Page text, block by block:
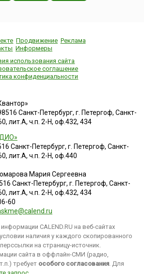
Продвижение Реклама
Информеры
использования сайта
соглашение
конфиденциальности
Санкт-Петербург, г. Петергоф, Санкт-
лит.А, ч.п. 2-Н, оф.432, 434
Санкт-Петербург, г. Петергоф, Санкт-
лит.А, ч.п. 2-Н, оф.440
Мария Сергеевна
Санкт-Петербург, г. Петергоф, Санкт-
лит.А, ч.п. 2-Н, оф.432, 434
60
CALEND.RU на веб-сайтах
наличия у каждого скопированного
на страницу-источник.
сайта в оффлайн-СМИ (радио,
требует особого согласования. Для